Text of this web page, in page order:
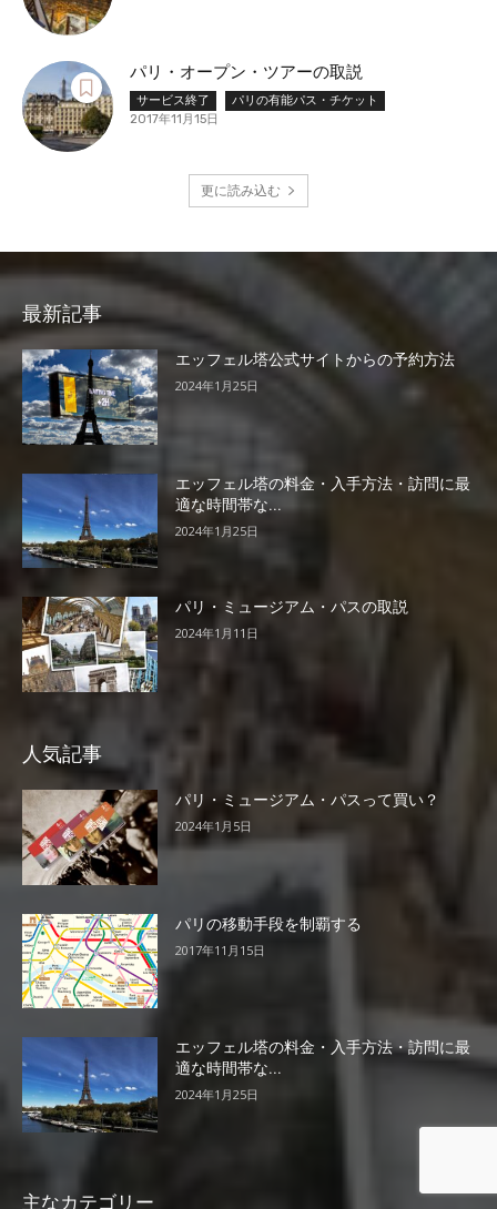
パリ・オープン・ツアーの取説
サービス終了
パリの有能パス・チケット
2017年11月15日
更に読み込む
最新記事
エッフェル塔公式サイトからの予約方法
2024年1月25日
エッフェル塔の料金・入手方法・訪問に最
適な時間帯な...
2024年1月25日
パリ・ミュージアム・パスの取説
2024年1月11日
人気記事
パリ・ミュージアム・パスって買い？
2024年1月5日
パリの移動手段を制覇する
2017年11月15日
エッフェル塔の料金・入手方法・訪問に最
適な時間帯な...
2024年1月25日
主なカテゴリー